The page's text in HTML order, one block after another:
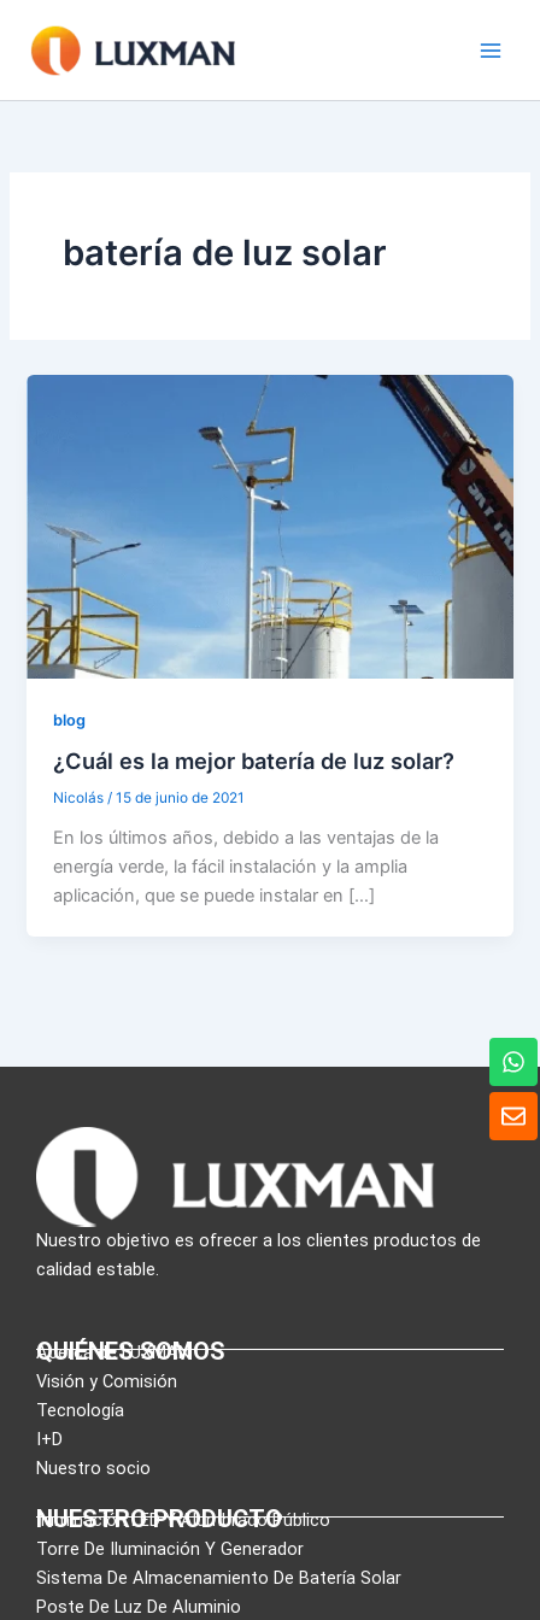
contenido
batería de luz solar
blog
¿Cuál es la mejor batería de luz solar?
Nicolás/15 de junio de 2021
En los últimos años, debido a las ventajas de la
energía verde, la fácil instalación y la amplia
aplicación, que se puede instalar en […]
S
o
W
h
a
t
s
Nuestro objetivo es ofrecer a los clientes productos de
calidad estable.
QUIÉNES SOMOS
Acerca de LUXMAN
Visión y Comisión
Tecnología
I+D
Nuestro socio
NUESTRO PRODUCTO
Iluminación LED Y Alumbrado Público
Torre De Iluminación Y Generador
Sistema De Almacenamiento De Batería Solar
Poste De Luz De Aluminio